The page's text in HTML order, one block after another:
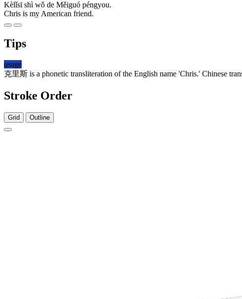
Kèlǐsī shì wǒ de Měiguó péngyou.
Chris is my American friend.
Tips
usage
克里斯 is a phonetic transliteration of the English name 'Chris.' Chinese
Stroke Order
Grid Outline